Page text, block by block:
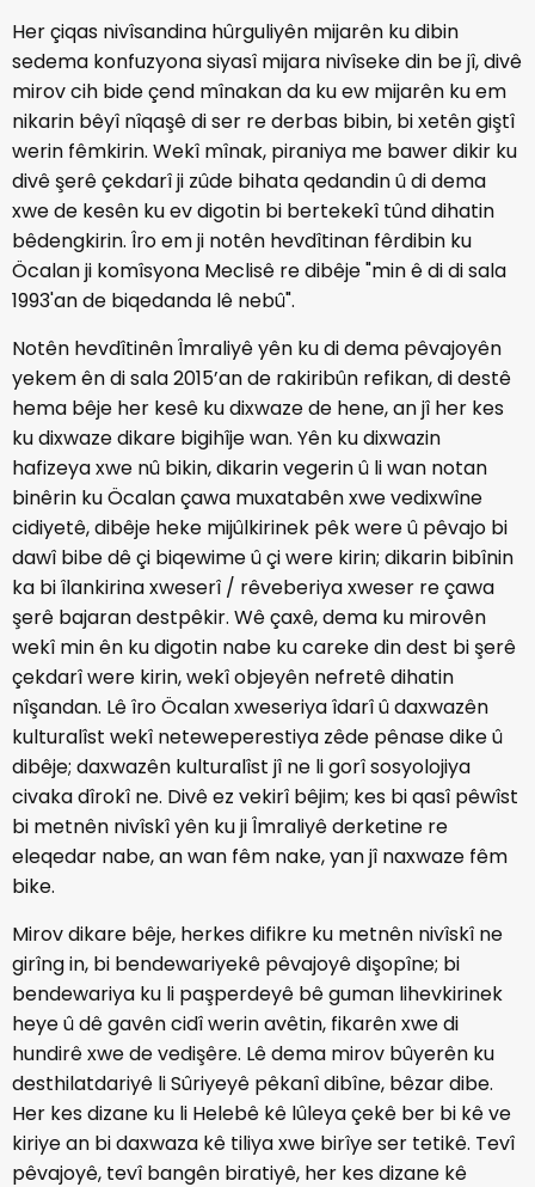
Her çiqas nivîsandina hûrguliyên mijarên ku dibin
sedema konfuzyona siyasî mijara nivîseke din be jî, divê
mirov cih bide çend mînakan da ku ew mijarên ku em
nikarin bêyî nîqaşê di ser re derbas bibin, bi xetên giştî
werin fêmkirin. Wekî mînak, piraniya me bawer dikir ku
divê şerê çekdarî ji zûde bihata qedandin û di dema
xwe de kesên ku ev digotin bi bertekekî tûnd dihatin
bêdengkirin. Îro em ji notên hevdîtinan fêrdibin ku
Öcalan ji komîsyona Meclisê re dibêje "min ê di di sala
1993'an de biqedanda lê nebû".
Notên hevdîtinên Îmraliyê yên ku di dema pêvajoyên
yekem ên di sala 2015’an de rakiribûn refikan, di destê
hema bêje her kesê ku dixwaze de hene, an jî her kes
ku dixwaze dikare bigihîje wan. Yên ku dixwazin
hafizeya xwe nû bikin, dikarin vegerin û li wan notan
binêrin ku Öcalan çawa muxatabên xwe vedixwîne
cidiyetê, dibêje heke mijûlkirinek pêk were û pêvajo bi
dawî bibe dê çi biqewime û çi were kirin; dikarin bibînin
ka bi îlankirina xweserî / rêveberiya xweser re çawa
şerê bajaran destpêkir. Wê çaxê, dema ku mirovên
wekî min ên ku digotin nabe ku careke din dest bi şerê
çekdarî were kirin, wekî objeyên nefretê dihatin
nîşandan. Lê îro Öcalan xweseriya îdarî û daxwazên
kulturalîst wekî neteweperestiya zêde pênase dike û
dibêje; daxwazên kulturalîst jî ne li gorî sosyolojiya
civaka dîrokî ne. Divê ez vekirî bêjim; kes bi qasî pêwîst
bi metnên nivîskî yên ku ji Îmraliyê derketine re
eleqedar nabe, an wan fêm nake, yan jî naxwaze fêm
bike.
Mirov dikare bêje, herkes difikre ku metnên nivîskî ne
girîng in, bi bendewariyekê pêvajoyê dişopîne; bi
bendewariya ku li paşperdeyê bê guman lihevkirinek
heye û dê gavên cidî werin avêtin, fikarên xwe di
hundirê xwe de vedişêre. Lê dema mirov bûyerên ku
desthilatdariyê li Sûriyeyê pêkanî dibîne, bêzar dibe.
Her kes dizane ku li Helebê kê lûleya çekê ber bi kê ve
kiriye an bi daxwaza kê tiliya xwe birîye ser tetikê. Tevî
pêvajoyê, tevî bangên biratiyê, her kes dizane kê